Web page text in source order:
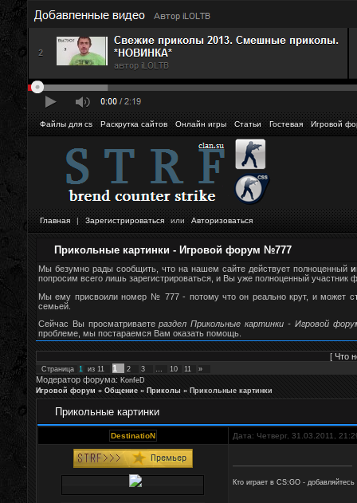
Файлы для cs Раскрутка сайтов Онлайн игры Статьи Гостевая Игровой
Главная | Зарегистрироваться или Авторизоваться
Прикольные картинки - Игровой форум №777
Мы безумно рады сообщить, что на нашем сайте действует полноценный
попросим всего лишь зарегистрироваться, и Вы уже полноценный
Мы ему присвоили номер № 777 - потому что он реально крут, и может
семьей.
Сейчас Вы просматриваетераздел Прикольные картинки - Игровой
проблеме, мы постараемся Вам оказать помощь.
[ Что
Страница 1 из 11 1 2 3 … 10 11 »
Модератор форума: KonfeD
Игровой форум » Общение » Приколы » Прикольные картинки
Прикольные картинки
DestinatioN Дата: Четверг, 31.03.2011,
Кто играет в CS:GO - добавляйтесь